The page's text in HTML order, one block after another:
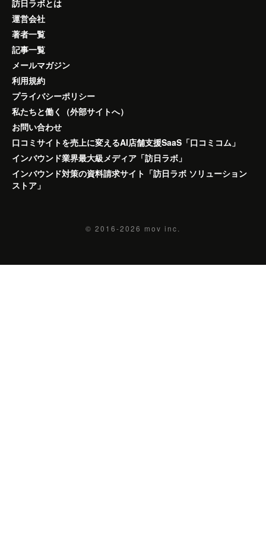
訪日ラボとは
運営会社
著者一覧
記事一覧
メールマガジン
利用規約
プライバシーポリシー
私たちと働く（外部サイトへ）
お問い合わせ
口コミサイトを売上に変えるAI店舗支援SaaS「口コミコム」
インバウンド業界最大級メディア「訪日ラボ」
インバウンド対策の資料請求サイト「訪日ラボ ソリューション
ストア」
© 2016-2026 mov inc.